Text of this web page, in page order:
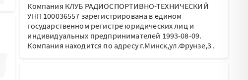
Компания КЛУБ РАДИОСПОРТИВНО-ТЕХНИЧЕСКИЙ
УНП 100036557 зарегистрирована в едином
государственном регистре юридических лиц и
индивидуальных предпринимателей 1993-08-09.
Компания находится по адресуг.Минск,ул.Фрунзе,3 .